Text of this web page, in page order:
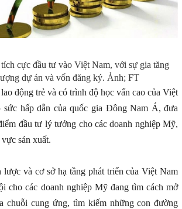
cực đầu tư vào Việt Nam, với sự gia tăng
dự án và vốn đăng ký. Ảnh; FT
động trẻ và có trình độ học vấn cao của Việt
sức hấp dẫn của quốc gia Đông Nam Á, đưa
đầu tư lý tưởng cho các doanh nghiệp Mỹ,
sản xuất.
lược và cơ sở hạ tầng phát triển của Việt Nam
cho các doanh nghiệp Mỹ đang tìm cách mở
chuỗi cung ứng, tìm kiếm những con đường